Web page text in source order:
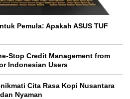
Pemula: Apakah ASUS TUF
Stop Credit Management from
Indonesian Users
Cita Rasa Kopi Nusantara
Nyaman